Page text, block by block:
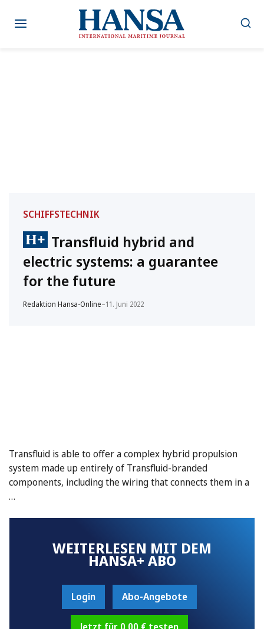
Inhalt
SCHIFFSTECHNIK
Transfluid hybrid and
electric systems: a guarantee
for the future
Redaktion Hansa-Online–11. Juni 2022
Transfluid is able to offer a complex hybrid propulsion
system made up entirely of Transfluid-branded
components, including the wiring that connects them in a
…
WEITERLESEN MIT DEM
HANSA+ ABO
Login Abo-Angebote